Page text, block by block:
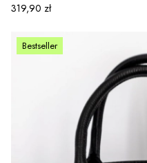
Cena
319,90 zł
Bestseller